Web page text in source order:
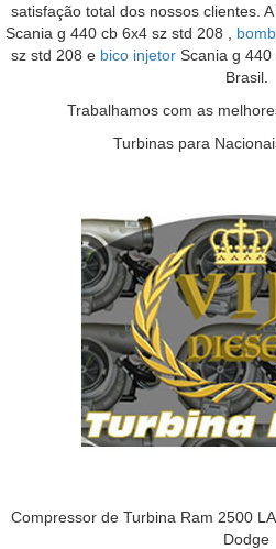
satisfação total dos nossos clientes.
Scania g 440 cb 6x4 sz std 208 ,
sz std 208 e bico injetorScania g 440
Brasil.
Trabalhamos com as
Turbinas para
Compressor de Turbina Ram 2500
Dodge